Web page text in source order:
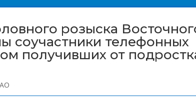
розыска
соучастники телефонных
получивших от